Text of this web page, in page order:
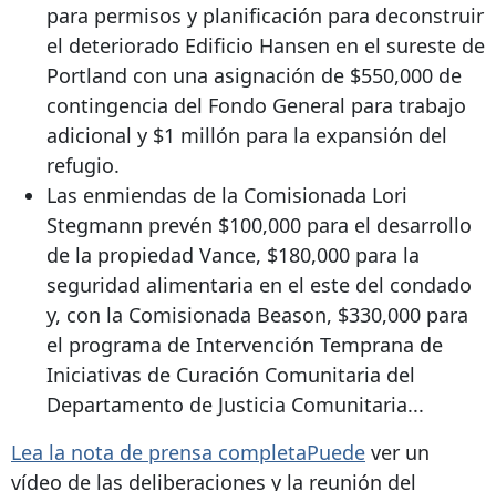
para permisos y planificación para deconstruir
el deteriorado Edificio Hansen en el sureste de
Portland con una asignación de $550,000 de
contingencia del Fondo General para trabajo
adicional y $1 millón para la expansión del
refugio.
Las enmiendas de la Comisionada Lori
Stegmann prevén $100,000 para el desarrollo
de la propiedad Vance, $180,000 para la
seguridad alimentaria en el este del condado
y, con la Comisionada Beason, $330,000 para
el programa de Intervención Temprana de
Iniciativas de Curación Comunitaria del
Departamento de Justicia Comunitaria...
Lea la nota de prensa completaPuede ver un
vídeo de las deliberaciones y la reunión del